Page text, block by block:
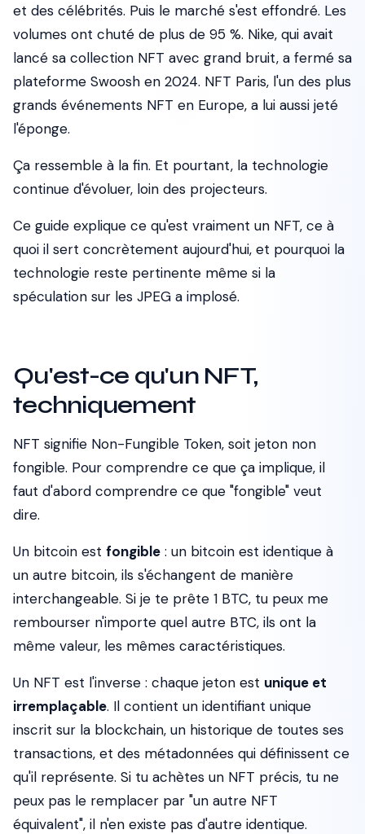
et des célébrités. Puis le marché s'est effondré. Les
volumes ont chuté de plus de 95 %. Nike, qui avait
lancé sa collection NFT avec grand bruit, a fermé sa
plateforme Swoosh en 2024. NFT Paris, l'un des plus
grands événements NFT en Europe, a lui aussi jeté
l'éponge.
Ça ressemble à la fin. Et pourtant, la technologie
continue d'évoluer, loin des projecteurs.
Ce guide explique ce qu'est vraiment un NFT, ce à
quoi il sert concrètement aujourd'hui, et pourquoi la
technologie reste pertinente même si la
spéculation sur les JPEG a implosé.
Qu'est-ce qu'un NFT,
techniquement
NFT signifie Non-Fungible Token, soit jeton non
fongible. Pour comprendre ce que ça implique, il
faut d'abord comprendre ce que "fongible" veut
dire.
Un bitcoin est fongible : un bitcoin est identique à
un autre bitcoin, ils s'échangent de manière
interchangeable. Si je te prête 1 BTC, tu peux me
rembourser n'importe quel autre BTC, ils ont la
même valeur, les mêmes caractéristiques.
Un NFT est l'inverse : chaque jeton est unique et
irremplaçable. Il contient un identifiant unique
inscrit sur la blockchain, un historique de toutes ses
transactions, et des métadonnées qui définissent ce
qu'il représente. Si tu achètes un NFT précis, tu ne
peux pas le remplacer par "un autre NFT
équivalent", il n'en existe pas d'autre identique.